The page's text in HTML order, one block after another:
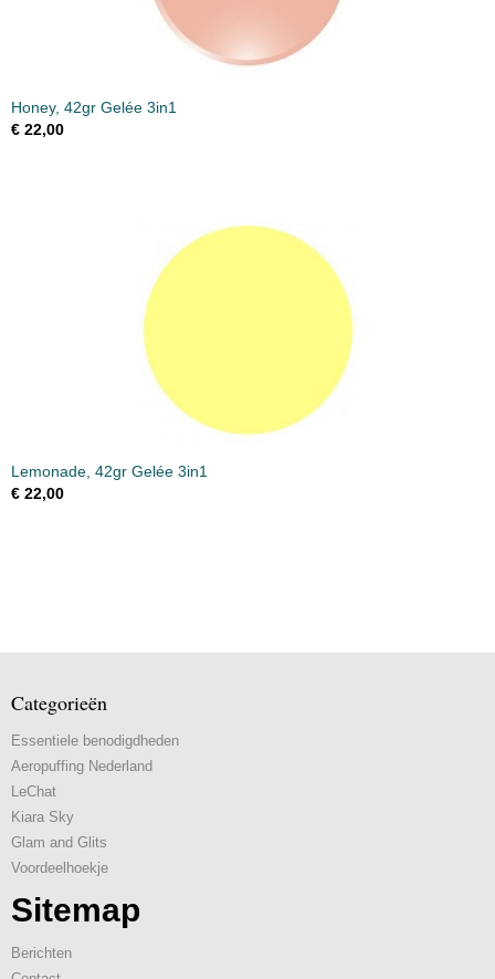
Honey, 42gr Gelée 3in1
€ 22,00
Lemonade, 42gr Gelée 3in1
€ 22,00
Categorieën
Essentiele benodigdheden
Aeropuffing Nederland
LeChat
Kiara Sky
Glam and Glits
Voordeelhoekje
Sitemap
Berichten